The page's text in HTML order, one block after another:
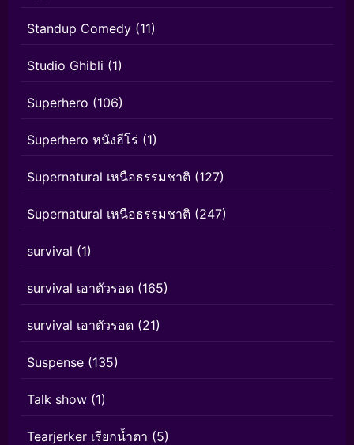
Standup Comedy (11)
Studio Ghibli (1)
Superhero (106)
Superhero หนังฮีโร่ (1)
Supernatural เหนือธรรมชาติ (127)
Supernatural เหนือธรรมชาติ (247)
survival (1)
survival เอาตัวรอด (165)
survival เอาตัวรอด (21)
Suspense (135)
Talk show (1)
Tearjerker เรียกน้ำตา (5)